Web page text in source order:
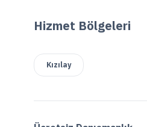
Hizmet Bölgeleri
Kızılay